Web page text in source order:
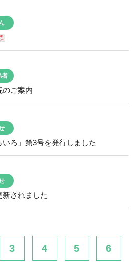
者
のご案内
ろ」第3号を発行しました
新されました
3 4 5 6